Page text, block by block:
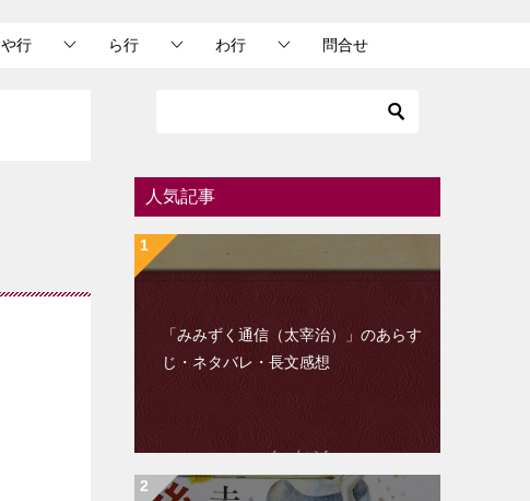
や行 ら行 わ行 問合せ
人気記事
「みみずく通信（太宰治）」のあらす
じ・ネタバレ・長文感想